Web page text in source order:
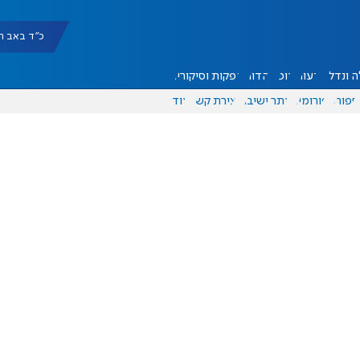
כ"ד באב תשפ"ו
ונדל"ן דעות אוכל יהדות הפקות וסיקורים
ספורט פורומים אתר ישיבה יצירת קשר עוד